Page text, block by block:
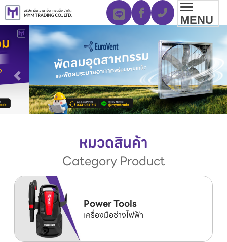
MENU
หมวดสินค้า
Category Product
Power Tools
เครื่องมือช่างไฟฟ้า